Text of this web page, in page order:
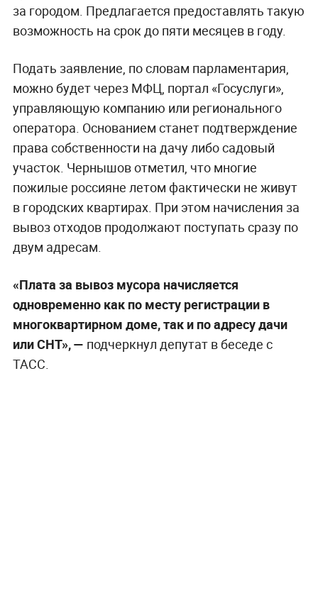
за городом. Предлагается предоставлять такую
возможность на срок до пяти месяцев в году.
Подать заявление, по словам парламентария,
можно будет через МФЦ, портал «Госуслуги»,
управляющую компанию или регионального
оператора. Основанием станет подтверждение
права собственности на дачу либо садовый
участок. Чернышов отметил, что многие
пожилые россияне летом фактически не живут
в городских квартирах. При этом начисления за
вывоз отходов продолжают поступать сразу по
двум адресам.
«Плата за вывоз мусора начисляется
одновременно как по месту регистрации в
многоквартирном доме, так и по адресу дачи
или СНТ», — подчеркнул депутат в беседе с
ТАСС.